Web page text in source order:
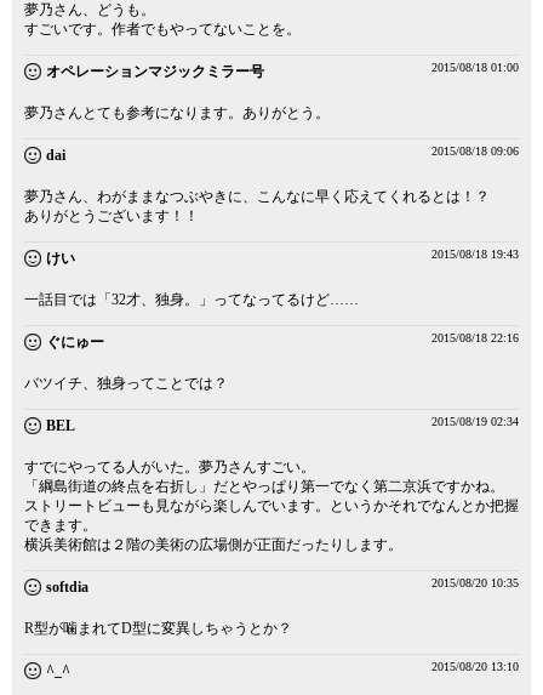
夢乃さん、どうも。
すごいです。作者でもやってないことを。
オペレーションマジックミラー号 2015/08/18 01:00
夢乃さんとても参考になります。ありがとう。
dai 2015/08/18 09:06
夢乃さん、わがままなつぶやきに、こんなに早く応えてくれるとは！？
ありがとうございます！！
けい 2015/08/18 19:43
一話目では「32才、独身。」ってなってるけど……
ぐにゅー 2015/08/18 22:16
バツイチ、独身ってことでは？
BEL 2015/08/19 02:34
すでにやってる人がいた。夢乃さんすごい。
「綱島街道の終点を右折し」だとやっぱり第一でなく第二京浜ですかね。
ストリートビューも見ながら楽しんでいます。というかそれでなんとか把握
できます。
横浜美術館は２階の美術の広場側が正面だったりします。
softdia 2015/08/20 10:35
R型が噛まれてD型に変異しちゃうとか？
^_^ 2015/08/20 13:10